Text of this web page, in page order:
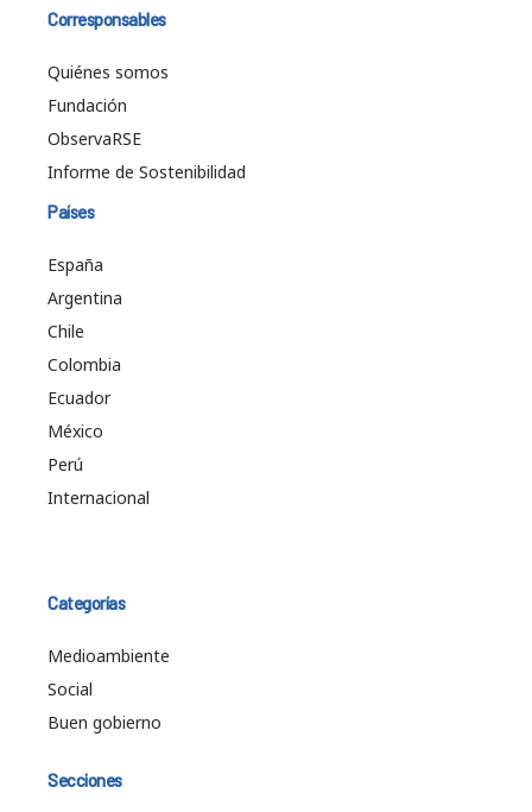
Corresponsables
Quiénes somos
Fundación
ObservaRSE
Informe de Sostenibilidad
Países
España
Argentina
Chile
Colombia
Ecuador
México
Perú
Internacional
Categorías
Medioambiente
Social
Buen gobierno
Secciones